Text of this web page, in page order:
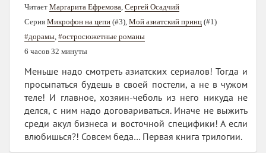
Читает Маргарита Ефремова, Сергей Осадчий
Серия Микрофон на цепи (#3), Мой азиатский принц (#1)
#дорамы, #остросюжетные романы
6 часов 32 минуты
Меньше надо смотреть азиатских сериалов! Тогда и
просыпаться будешь в своей постели, а не в чужом
теле! И главное, хозяин-чеболь из него никуда не
делся, с ним надо договариваться. Иначе не выжить
среди акул бизнеса и восточной специфики! А если
влюбишься?! Совсем беда… Первая книга трилогии.